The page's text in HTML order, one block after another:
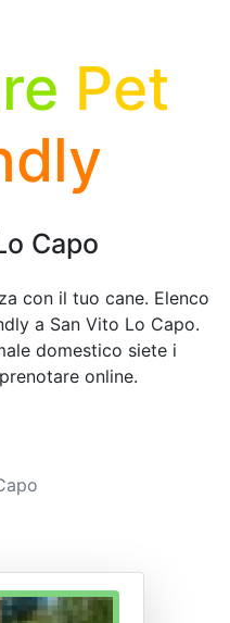
Pet
Capo
con il tuo cane. Elenco
a San Vito Lo Capo.
domestico siete i
online.